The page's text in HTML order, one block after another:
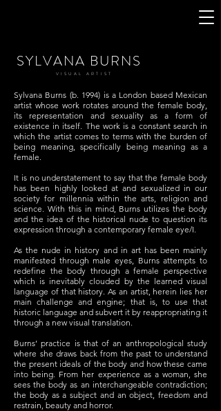
SYLVANA BURNS
VISUAL ARTIST
Sylvana Burns (b. 1994) is a London based Mexican
artist whose work rotates around the female body,
its representation and sexuality as a form of
existence in itself. The work is a constant search in
which the artist comes to terms with the burden of
being meaning, specifically being meaning as a
female.
It is no understatement to say that the female body
has been highly looked at and sexualized in our
society for millennia within the arts, religion and
science. With this in mind, Burns utilizes the body
and the idea of the historical nude to question its
expression through a contemporary female eye/I.
As the nude in history and in art has been mainly
manifested through male eyes, Burns attempts to
redefine the body through a female perspective
which is inevitably clouded by the learned visual
language of that history. As an artist, herein lies her
main challenge and engine; that is, to use that
historic language and subvert it by reappropriating it
through a new visual translation.
Burns’ practice is that of an anthropological study
where she draws back from the past to understand
the present ideals of the body and how these came
into being. From her experience as a woman, she
sees the body as an interchangeable contradiction;
the body as a subject and an object, freedom and
restrain, beauty and horror.